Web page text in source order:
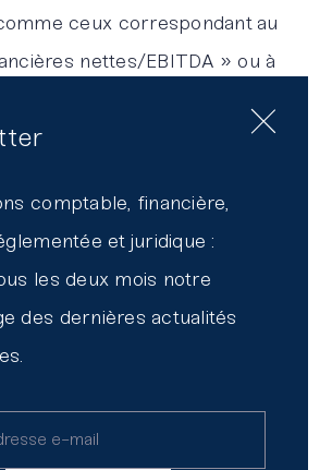
ceux correspondant au
nettes/EBITDA » ou à
avec son banquier
les ratios obtenus entre
sur le calcul de
des
comptable, financière,
et juridique :
les deux mois notre
des dernières actualités